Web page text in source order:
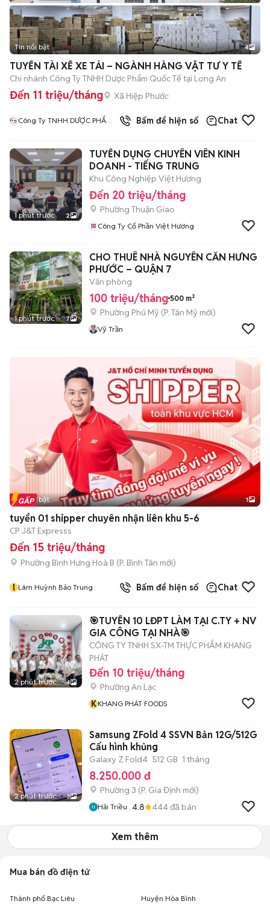
Tin nổi bật 4
TUYỂN TÀI XẾ XE TẢI – NGÀNH HÀNG VẬT TƯ Y TẾ
Chi nhánh Công Ty TNHH Dược Phẩm Quốc Tế tại Long An
Đến 11 triệu/tháng Xã Hiệp Phước
Công Ty TNHH DƯỢC PHẨM
4đã bán
Bấm để hiện số Chat
1 phút trước 2
TUYỂN DỤNG CHUYÊN VIÊN KINH
DOANH - TIẾNG TRUNG
Khu Công Nghiệp Việt Hương
Đến 20 triệu/tháng
Phường Thuận Giao
Công Ty Cổ Phần Việt Hương
1 phút trước 7
CHO THUÊ NHÀ NGUYÊN CĂN HƯNG
PHƯỚC – QUẬN 7
Văn phòng
100 triệu/tháng 500 m²
Phường Phú Mỹ (P. Tân Mỹ mới)
Vỹ Trần
Tin nổi bật 1
tuyển 01 shipper chuyên nhận liên khu 5-6
CP J&T Expresss
Đến 15 triệu/tháng
Phường Bình Hưng Hoà B (P. Bình Tân mới)
l Lâm Huỳnh Bảo Trung Bấm để hiện số Chat
2 phút trước 4
🎯TUYỂN 10 LĐPT LÀM TẠI C.TY + NV
GIA CÔNG TẠI NHÀ🎯
CÔNG TY TNHH SX-TM THỰC PHẨM KHANG
PHÁT
Đến 10 triệu/tháng
Phường An Lạc
KKHANG PHÁT FOODS
2 phút trước 3
Samsung ZFold 4 SSVN Bản 12G/512G
Cấu hình khủng
Galaxy Z Fold4 512 GB 1 tháng
8.250.000 đ
Phường 3 (P. Gia Định mới)
Hải Triều 4.8 444đã bán
Xem thêm
Mua bán đồ điện tử
Thành phố Bạc Liêu Huyện Hòa Bình